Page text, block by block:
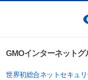
GMOインターネット
世界初総合ネットセキュ